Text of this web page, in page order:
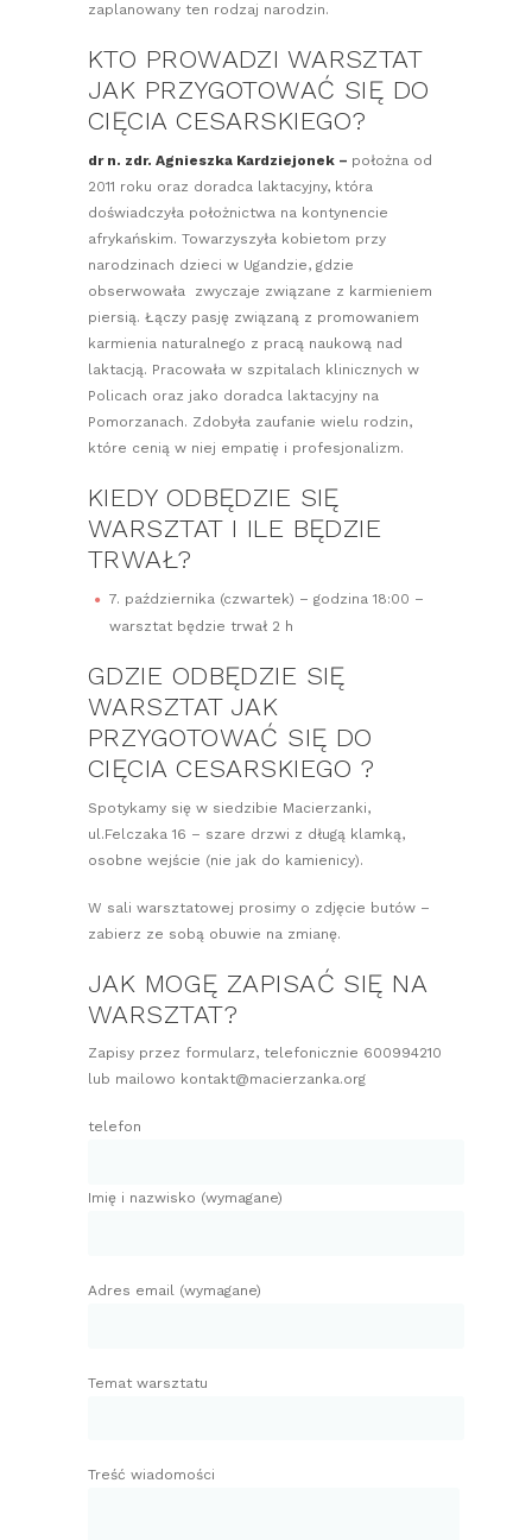
zaplanowany ten rodzaj narodzin.
KTO PROWADZI WARSZTAT
JAK PRZYGOTOWAĆ SIĘ DO
CIĘCIA CESARSKIEGO?
dr n. zdr. Agnieszka Kardziejonek – położna od
2011 roku oraz doradca laktacyjny, która
doświadczyła położnictwa na kontynencie
afrykańskim. Towarzyszyła kobietom przy
narodzinach dzieci w Ugandzie, gdzie
obserwowała zwyczaje związane z karmieniem
piersią. Łączy pasję związaną z promowaniem
karmienia naturalnego z pracą naukową nad
laktacją. Pracowała w szpitalach klinicznych w
Policach oraz jako doradca laktacyjny na
Pomorzanach. Zdobyła zaufanie wielu rodzin,
które cenią w niej empatię i profesjonalizm.
KIEDY ODBĘDZIE SIĘ
WARSZTAT I ILE BĘDZIE
TRWAŁ?
7. października (czwartek) – godzina 18:00 –
warsztat będzie trwał 2 h
GDZIE ODBĘDZIE SIĘ
WARSZTAT JAK
PRZYGOTOWAĆ SIĘ DO
CIĘCIA CESARSKIEGO ?
Spotykamy się w siedzibie Macierzanki,
ul.Felczaka 16 – szare drzwi z długą klamką,
osobne wejście (nie jak do kamienicy).
W sali warsztatowej prosimy o zdjęcie butów –
zabierz ze sobą obuwie na zmianę.
JAK MOGĘ ZAPISAĆ SIĘ NA
WARSZTAT?
Zapisy przez formularz, telefonicznie 600994210
lub mailowo kontakt@macierzanka.org
telefon
Imię i nazwisko (wymagane)
Adres email (wymagane)
Temat warsztatu
Treść wiadomości